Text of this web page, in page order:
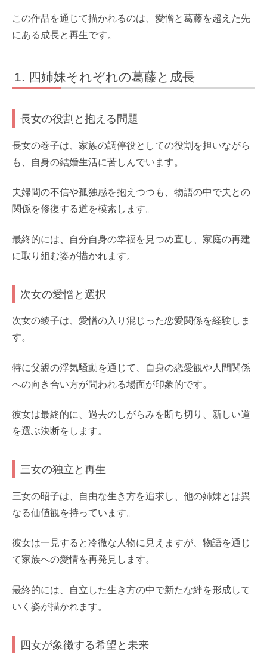
この作品を通じて描かれるのは、愛憎と葛藤を超えた先
にある成長と再生です。
四姉妹それぞれの葛藤と成長
長女の役割と抱える問題
長女の巻子は、家族の調停役としての役割を担いながら
も、自身の結婚生活に苦しんでいます。
夫婦間の不信や孤独感を抱えつつも、物語の中で夫との
関係を修復する道を模索します。
最終的には、自分自身の幸福を見つめ直し、家庭の再建
に取り組む姿が描かれます。
次女の愛憎と選択
次女の綾子は、愛憎の入り混じった恋愛関係を経験しま
す。
特に父親の浮気騒動を通じて、自身の恋愛観や人間関係
への向き合い方が問われる場面が印象的です。
彼女は最終的に、過去のしがらみを断ち切り、新しい道
を選ぶ決断をします。
三女の独立と再生
三女の昭子は、自由な生き方を追求し、他の姉妹とは異
なる価値観を持っています。
彼女は一見すると冷徹な人物に見えますが、物語を通じ
て家族への愛情を再発見します。
最終的には、自立した生き方の中で新たな絆を形成して
いく姿が描かれます。
四女が象徴する希望と未来